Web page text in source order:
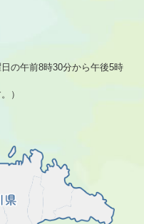
の午前8時30分から午後5時
）